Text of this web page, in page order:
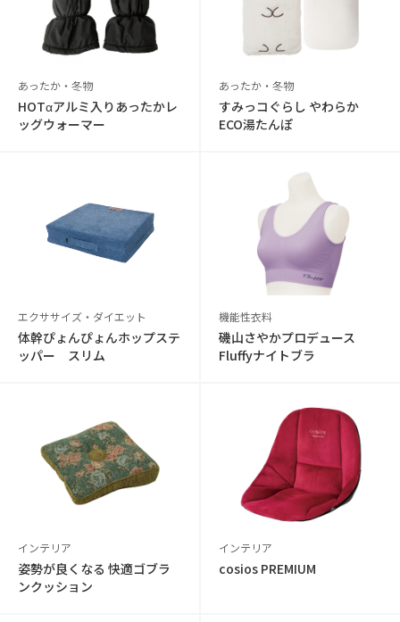
あったか・冬物
HOTαアルミ入りあったかレ
ッグウォーマー
あったか・冬物
すみっコぐらし やわらか
ECO湯たんぽ
エクササイズ・ダイエット
体幹ぴょんぴょんホップステ
ッパー スリム
機能性衣料
磯山さやかプロデュース
Fluffyナイトブラ
インテリア
姿勢が良くなる 快適ゴブラ
ンクッション
インテリア
cosios PREMIUM